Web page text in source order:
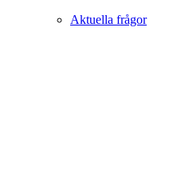
Aktuella frågor